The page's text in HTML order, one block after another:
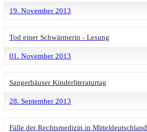
19. November 2013
Tod einer Schwärmerin - Lesung
01. November 2013
Sangerhäuser Kinderliteraturtag
28. September 2013
Fälle der Rechtsmedizin in Mitteldeutschland